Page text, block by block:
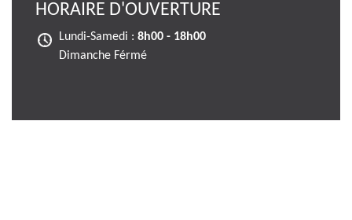
HORAIRE D'OUVERTURE
Lundi-Samedi : 8h00 - 18h00
Dimanche Férmé